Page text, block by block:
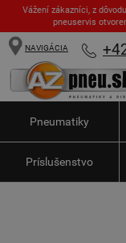
Vážení zákazníci, z
pneuservis
NAVIGÁCIA
Pneumatiky
Príslušenstvo